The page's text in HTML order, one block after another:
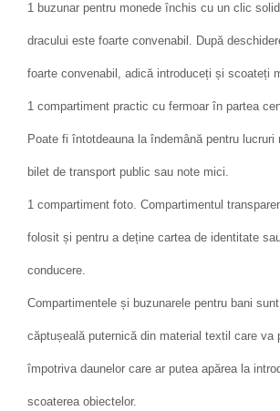
1 buzunar pentru monede închis cu un clic
dracului este foarte convenabil. După
foarte convenabil, adică introduceți și scoateți
1 compartiment practic cu fermoar în partea
Poate fi întotdeauna la îndemână pentru
bilet de transport public sau note mici.
1 compartiment foto. Compartimentul
folosit și pentru a deține cartea de identitate
conducere.
Compartimentele și buzunarele pentru bani
căptușeală puternică din material textil care va
împotriva daunelor care ar putea apărea la
scoaterea obiectelor.